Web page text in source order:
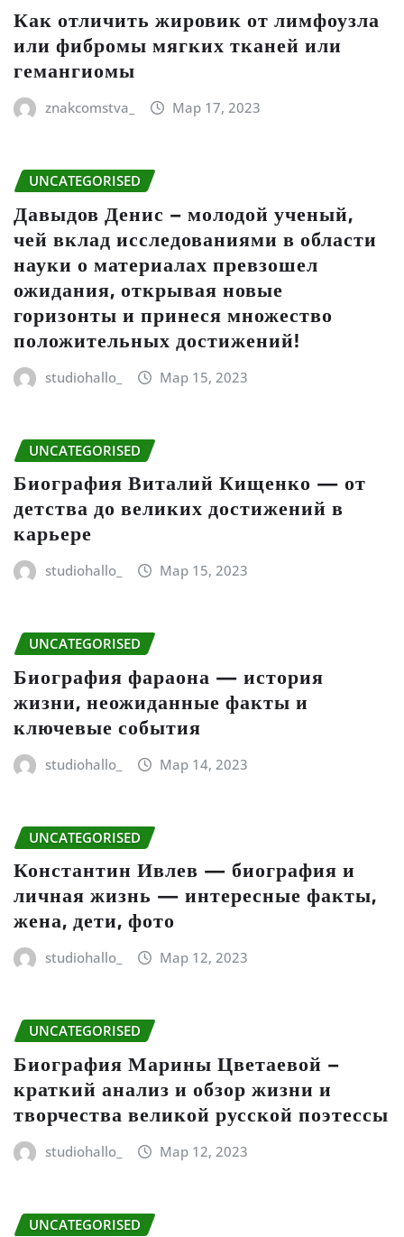
Как отличить жировик от лимфоузла
или фибромы мягких тканей или
гемангиомы
znakcomstva_ Мар 17, 2023
UNCATEGORISED
Давыдов Денис – молодой ученый,
чей вклад исследованиями в области
науки о материалах превзошел
ожидания, открывая новые
горизонты и принеся множество
положительных достижений!
studiohallo_ Мар 15, 2023
UNCATEGORISED
Биография Виталий Кищенко — от
детства до великих достижений в
карьере
studiohallo_ Мар 15, 2023
UNCATEGORISED
Биография фараона — история
жизни, неожиданные факты и
ключевые события
studiohallo_ Мар 14, 2023
UNCATEGORISED
Константин Ивлев — биография и
личная жизнь — интересные факты,
жена, дети, фото
studiohallo_ Мар 12, 2023
UNCATEGORISED
Биография Марины Цветаевой –
краткий анализ и обзор жизни и
творчества великой русской поэтессы
studiohallo_ Мар 12, 2023
UNCATEGORISED